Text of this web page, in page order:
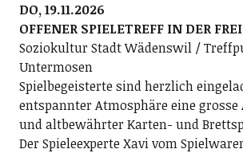
DO, 19.11.2026
OFFENER SPIELETREFF IN DER
Soziokultur Stadt Wädenswil /
Untermosen
Spielbegeisterte sind herzlich
entspannter Atmosphäre eine
und altbewährter Karten- und
Der Spieleexperte Xavi vom